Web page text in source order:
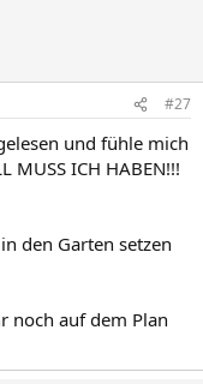
#27
und fühle mich
MUSS ICH HABEN!!!
den Garten setzen
noch auf dem Plan